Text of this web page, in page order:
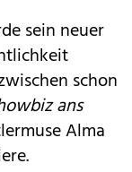
sein neuer
schon
ans
Alma